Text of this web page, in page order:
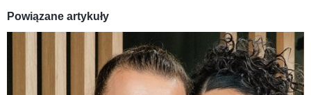
Powiązane artykuły